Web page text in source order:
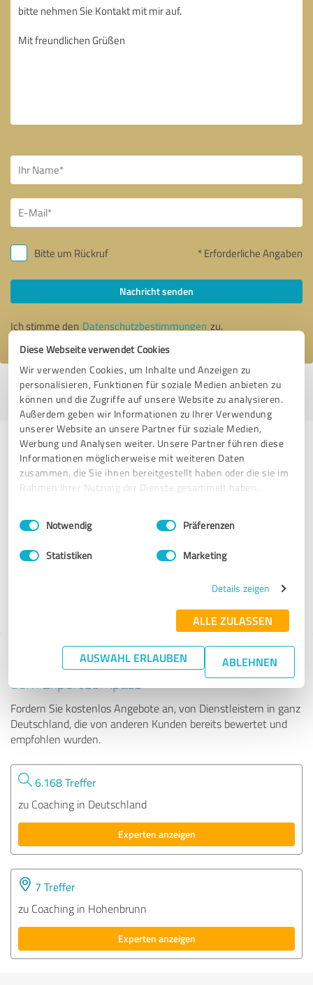
Diese Webseite verwendet Cookies
Wir verwenden Cookies, um Inhalte und Anzeigen zu
personalisieren, Funktionen für soziale Medien anbieten zu
können und die Zugriffe auf unsere Website zu analysieren.
Außerdem geben wir Informationen zu Ihrer Verwendung
unserer Website an unsere Partner für soziale Medien,
Werbung und Analysen weiter. Unsere Partner führen diese
Informationen möglicherweise mit weiteren Daten
zusammen, die Sie ihnen bereitgestellt haben oder die sie im
Rahmen Ihrer Nutzung der Dienste gesammelt haben.
Impressum Datenschutzbestimmungen
Einwilligungsauswahl
Notwendig Präferenzen
Statistiken Marketing
Details zeigen
ALLE ZULASSEN
AUSWAHL ERLAUBEN ABLEHNEN
Bitte um Rückruf * Erforderliche Angaben
Nachricht senden
Ich stimme den Datenschutzbestimmungen zu.
Profil aktiv seit 12.02.2022 |Letzte Aktualisierung: 18.06.2022|Profil
melden
Erfahrungen zu weiteren
Anbietern aus dem Bereich
Coaching
Coaching LebensWert Hardy Haverland
Tipp: Die passenden Experten finden - mit
dem ExpertCompass
Fordern Sie kostenlos Angebote an, von Dienstleistern in ganz
Deutschland, die von anderen Kunden bereits bewertet und
empfohlen wurden.
6.168 Treffer
zu Coaching in Deutschland
Experten anzeigen
7 Treffer
zu Coaching in Hohenbrunn
Experten anzeigen